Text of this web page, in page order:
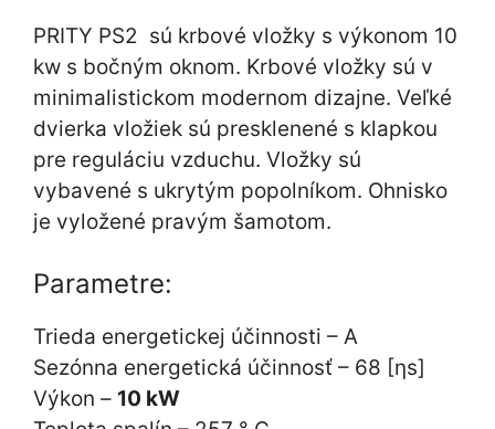
PRITY PS2 sú krbové vložky s výkonom 10
kw s bočným oknom. Krbové vložky sú v
minimalistickom modernom dizajne. Veľké
dvierka vložiek sú presklenené s klapkou
pre reguláciu vzduchu. Vložky sú
vybavené s ukrytým popolníkom. Ohnisko
je vyložené pravým šamotom.
Parametre:
Trieda energetickej účinnosti – A
Sezónna energetická účinnosť – 68 [ηs]
Výkon – 10 kW